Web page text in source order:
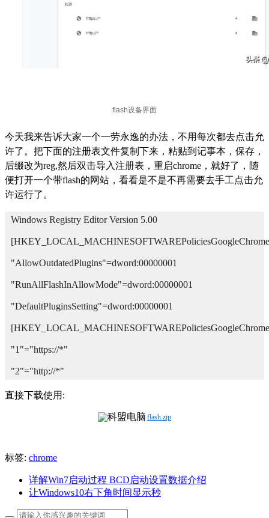
今天我来告诉大家一个一劳永逸的办法，不用每次都去点击允
许了。把下面的注册表文件复制下来，粘贴到记事本，保存，
后缀改为reg,然后双击导入注册表，重启chrome，就好了，随
便打开一个带flash的网站，看看是不是不再需要去手工点击允
许运行了。
Windows Registry Editor Version 5.00
"AllowOutdatedPlugins"=dword:00000001
"RunAllFlashInAllowMode"=dword:00000001
"DefaultPluginsSetting"=dword:00000001
"1"="https://*"
"2"="http://*"
直接下载使用:
flash.zip
标签: chrome
详解Win7启动过程 BCD启动设置数据介绍
让Windows10右下角时间显示秒